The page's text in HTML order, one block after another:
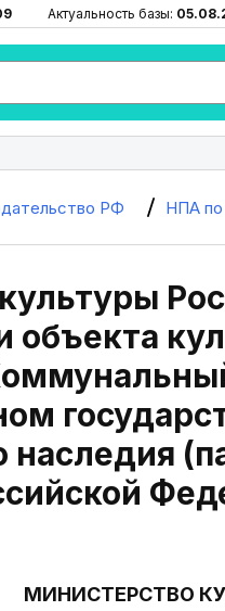
Актуальность базы:
РФ НПА по
объекта
наследия
МИНИСТЕРСТВО